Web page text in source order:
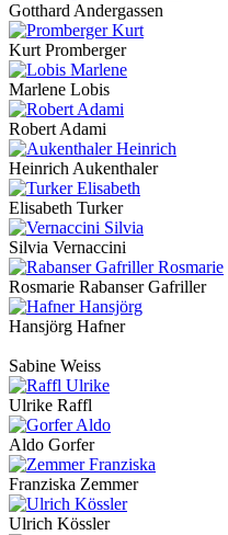
Gotthard Andergassen
Kurt Promberger
Marlene Lobis
Robert Adami
Heinrich Aukenthaler
Elisabeth Turker
Silvia Vernaccini
Rosmarie Rabanser Gafriller
Hansjörg Hafner
Sabine Weiss
Ulrike Raffl
Aldo Gorfer
Franziska Zemmer
Ulrich Kössler